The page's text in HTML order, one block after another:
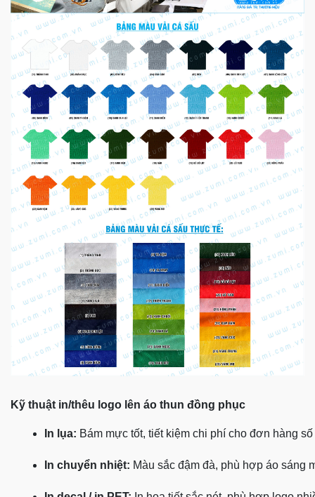
Kỹ thuật in/thêu logo lên áo thun đồng phục
In lụa: Bám mực tốt, tiết kiệm chi phí cho đơn hàng
In chuyển nhiệt: Màu sắc đậm đà, phù hợp áo sáng